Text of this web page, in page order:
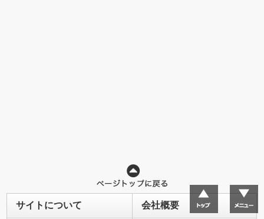
サイトについて 会社概要